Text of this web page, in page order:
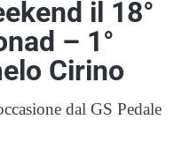
il 18°
– 1°
Cirino
dal GS Pedale